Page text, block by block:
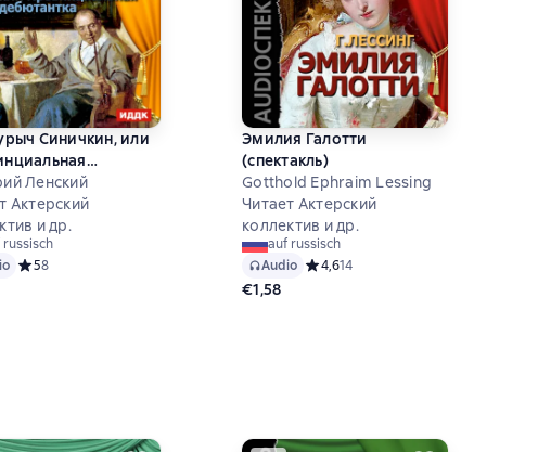
Синичкин, или
(спектакль)
Ленский
Актерский
и др.
russisch
Средний рейтинг 5 на основе 8 оценок
58
Эмилия Галотти
(спектакль)
Gotthold Ephraim Lessing
Читает Актерский
коллектив и др.
auf russisch
Audio Средний рейтинг 4,6 на основе 14
4,614
€1,58